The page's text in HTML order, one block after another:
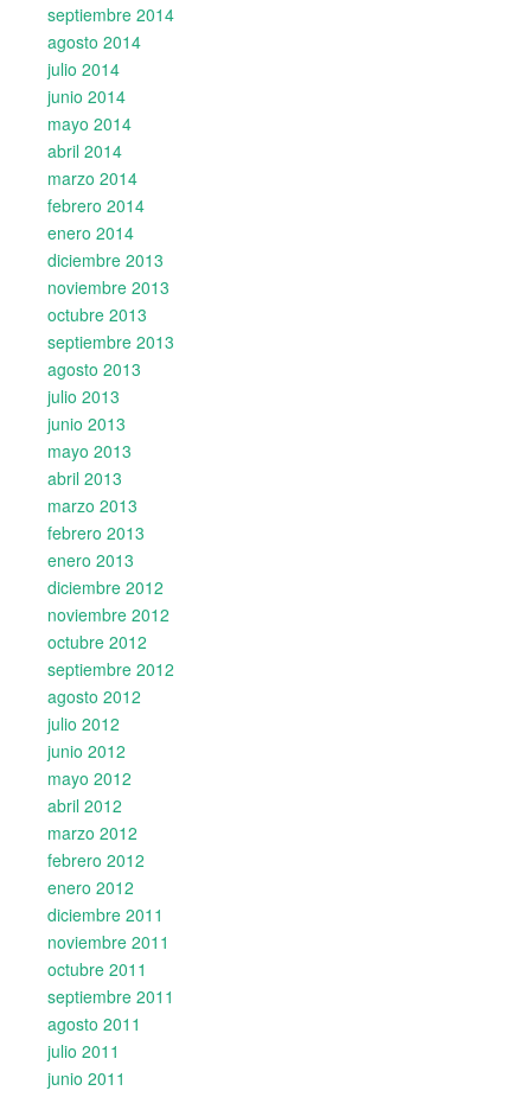
septiembre 2014
agosto 2014
julio 2014
junio 2014
mayo 2014
abril 2014
marzo 2014
febrero 2014
enero 2014
diciembre 2013
noviembre 2013
octubre 2013
septiembre 2013
agosto 2013
julio 2013
junio 2013
mayo 2013
abril 2013
marzo 2013
febrero 2013
enero 2013
diciembre 2012
noviembre 2012
octubre 2012
septiembre 2012
agosto 2012
julio 2012
junio 2012
mayo 2012
abril 2012
marzo 2012
febrero 2012
enero 2012
diciembre 2011
noviembre 2011
octubre 2011
septiembre 2011
agosto 2011
julio 2011
junio 2011